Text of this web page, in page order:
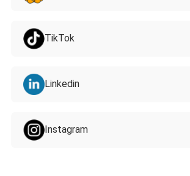
TikTok
Linkedin
Instagram